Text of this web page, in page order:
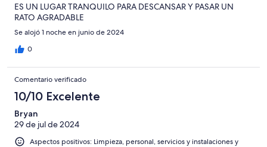
ES UN LUGAR TRANQUILO PARA DESCANSAR Y PASAR UN
RATO AGRADABLE
Se alojó 1 noche en junio de 2024
0
Comentario verificado
10/10 Excelente
Bryan
29 de jul de 2024
Aspectos positivos: Limpieza, personal, servicios y instalaciones y